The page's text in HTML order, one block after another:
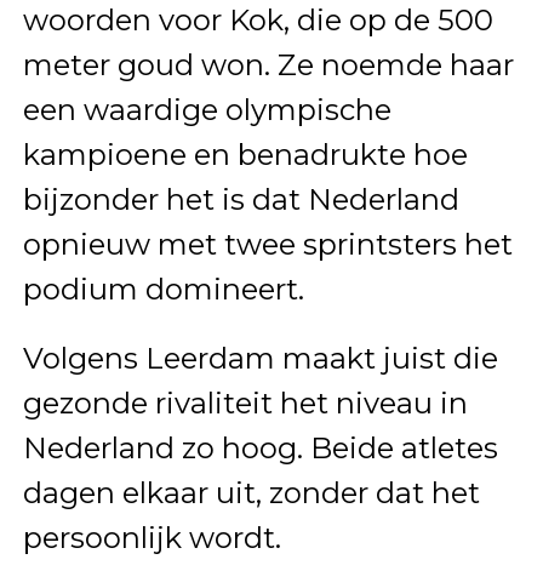
woorden voor Kok, die op de 500
meter goud won. Ze noemde haar
een waardige olympische
kampioene en benadrukte hoe
bijzonder het is dat Nederland
opnieuw met twee sprintsters het
podium domineert.
Volgens Leerdam maakt juist die
gezonde rivaliteit het niveau in
Nederland zo hoog. Beide atletes
dagen elkaar uit, zonder dat het
persoonlijk wordt.